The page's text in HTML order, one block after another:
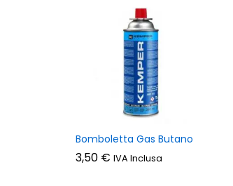
Bomboletta Gas Butano
3,50 € IVA Inclusa